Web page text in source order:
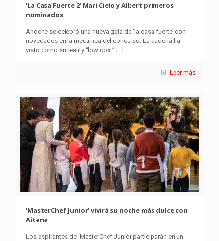
‘La Casa Fuerte 2’ Mari Cielo y Albert primeros
nominados
Anoche se celebró una nueva gala de ‘la casa fuerte’ con
novedades en la mecánica del concurso. La cadena ha
visto como su reality “low cost”
Leer más
‘MasterChef Junior’ vivirá su noche más dulce con
Aitana
Los aspirantes de ‘MasterChef Junior’participarán en un